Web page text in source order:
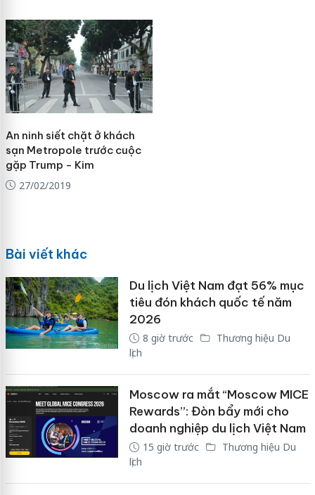
An ninh siết chặt ở khách
sạn Metropole trước cuộc
gặp Trump - Kim
27/02/2019
Bài viết khác
Du lịch Việt Nam đạt 56% mục
tiêu đón khách quốc tế năm
2026
8 giờ trước
Thương hiệu Du
lịch
Moscow ra mắt “Moscow MICE
Rewards”: Đòn bẩy mới cho
doanh nghiệp du lịch Việt Nam
15 giờ trước
Thương hiệu Du
lịch